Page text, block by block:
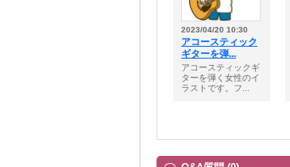
2023/04/20 10:30
アコースティック
ギターを弾...
アコースティックギ
ターを弾く女性のイ
ラストです。フ...